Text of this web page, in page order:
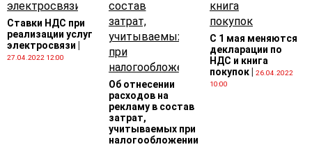
Ставки НДС при
реализации услуг
электросвязи
27.04.2022 12:00
Об отнесении
расходов на
рекламу в состав
затрат,
учитываемых при
налогообложении
С 1 мая меняются
декларации по
НДС и книга
покупок
26.04.2022
10:00